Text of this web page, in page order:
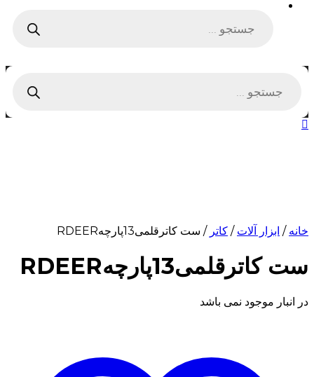
search
خانه / ابزار آلات / کاتر / ست کاترقلمی13پارچهRDEER
ست کاترقلمی13پارچهRDEER
در انبار موجود نمی باشد